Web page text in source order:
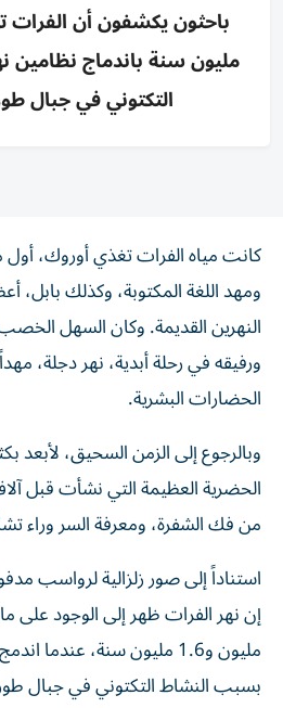
مليون سنة باندماج نظامين
التكتوني في جبال
كانت مياه الفرات تغذي أوروك، أول
ومهد اللغة المكتوبة، وكذلك بابل،
النهرين القديمة. وكان السهل
ورفيقه في رحلة أبدية، نهر دجلة،
الحضارات البشرية.
وبالرجوع إلى الزمن السحيق، لأبعد
الحضرية العظيمة التي نشأت قبل
من فك الشفرة، ومعرفة السر وراء
استناداً ​إلى صور زلزالية لرواسب
مليون و1.6 مليون سنة،
بسبب النشاط التكتوني في جبال